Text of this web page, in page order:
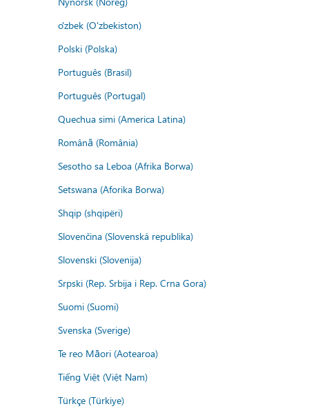
o'zbek (O'zbekiston)
Polski (Polska)
Português (Brasil)
Português (Portugal)
Quechua simi (America Latina)
Română (România)
Sesotho sa Leboa (Afrika Borwa)
Setswana (Aforika Borwa)
Shqip (shqipëri)
Slovenčina (Slovenská republika)
Slovenski (Slovenija)
Srpski (Rep. Srbija i Rep. Crna Gora)
Suomi (Suomi)
Svenska (Sverige)
Te reo Māori (Aotearoa)
Tiếng Việt (Việt Nam)
Türkçe (Türkiye)